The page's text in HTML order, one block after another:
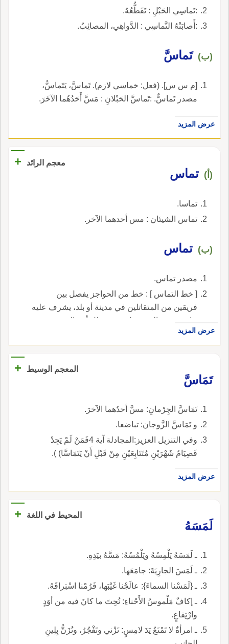
:تَماسِي الحَبْلِ : تَقَطُّعُهُ.
:أَصابَتْهُ التَّماسِي : الدَّواهِي، المصائِبُ.
(ب) تَماسَّ
[م س س]. (فعل: خماسي لازم). تَماسَّ، يَتَماسُّ،
مصدر تَماسٌّ. :تَماسَّ الحَبْلانِ : مَسَّ أَحَدُهُما الآخَرَ.
عرض المزيد
معجم الرائد +
(أ) تماس
تماسا.
تماس الشيئان : مس أحدهما الآخر.
(ب) تماس
مصدر تماس.
[ خط التماس ] : خط من الحواجز يفصل بين
فريقين من المتقاتلين في مدينة أو بلد، يشرف عليه
عادة فريق ثالث يحول دون تسلل أحد الفريقين من
احد جانبي الخط إلى الجانب الآخر.عرض المزيد
المعجم الوسيط
+
تَمَاسَّ
تَمَاسَّ الجِرْمانِ: مسَّ أحدُهما الآخرَ.
و تَمَاسَّ الزَّوجان: تباضعا.
وفي التنزيل العزيز:المجادلة آية 4فَمَنْ لَمْ يَجِدْ
فَصِيَامُ شَهْرَيْنِ مُتَتَابِعَيْنِ مِنْ قَبْلِ أَنْ يَتَمَاسَّا) ).
عرض المزيد
المحيط في اللغة
+
لَمَسَهُ
ـ لَمَسَهُ يَلْمِسُهُ ويَلْمُسُهُ: مَسَّهُ بيَدِهِ.
ـ لَمَسَ الجارِيَةَ: جامَعَها.
ـ {لَمَسْنا السماءَ}: عالَجْنا غَيْبَها، فَرُمْنا اسْتِراقَهُ.
ـ إكافٌ مَلْموسُ الأَحْناءِ: نُحِتَ ما كانَ فيه من أوَدٍ
وارْتِفاعٍ.
ـ امرأةٌ لا تَمْنَعُ يَدَ لامِسٍ: تَزْني وتَفْجُرُ، وتُزَنُّ بِلِينِ